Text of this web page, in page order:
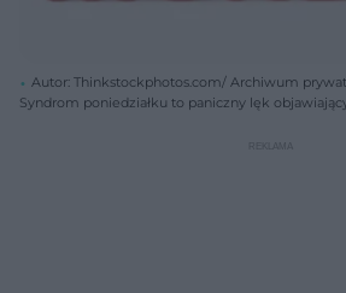
Autor: Thinkstockphotos.com/ Archiwum
Syndrom poniedziałku to paniczny lęk